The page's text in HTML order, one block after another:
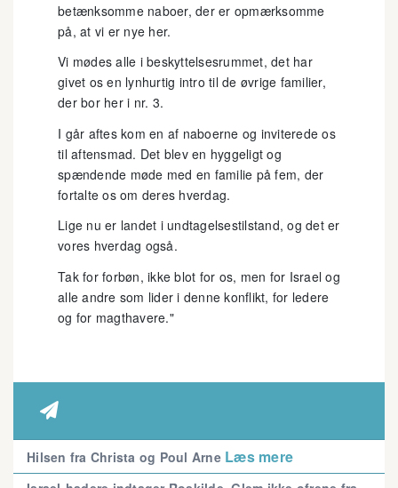
betænksomme naboer, der er opmærksomme
på, at vi er nye her.
Vi mødes alle i beskyttelsesrummet, det har
givet os en lynhurtig intro til de øvrige familier,
der bor her i nr. 3.
I går aftes kom en af naboerne og inviterede os
til aftensmad. Det blev en hyggeligt og
spændende møde med en familie på fem, der
fortalte os om deres hverdag.
Lige nu er landet i undtagelsestilstand, og det er
vores hverdag også.
Tak for forbøn, ikke blot for os, men for Israel og
alle andre som lider i denne konflikt, for ledere
og for magthavere."

Hilsen fra Christa og Poul Arne Læs mere